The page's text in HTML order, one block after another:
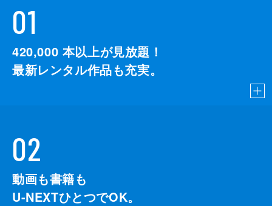
01
420,000 本以上が見放題！
最新レンタル作品も充実。
02
動画も書籍も
U-NEXTひとつでOK。